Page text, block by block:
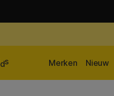
ds Nieuw
Merken